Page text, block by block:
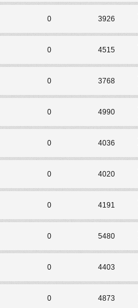
0 3926
0 4515
0 3768
0 4990
0 4036
0 4020
0 4191
0 5480
0 4403
0 4873